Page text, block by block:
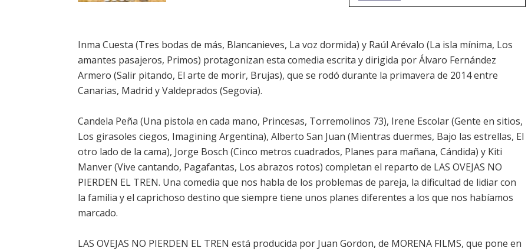
Inma Cuesta (Tres bodas de más, Blancanieves, La voz dormida) y Raúl Arévalo (La isla mínima, Los
amantes pasajeros, Primos) protagonizan esta comedia escrita y dirigida por Álvaro Fernández
Armero (Salir pitando, El arte de morir, Brujas), que se rodó durante la primavera de 2014 entre
Canarias, Madrid y Valdeprados (Segovia).
Candela Peña (Una pistola en cada mano, Princesas, Torremolinos 73), Irene Escolar (Gente en sitios,
Los girasoles ciegos, Imagining Argentina), Alberto San Juan (Mientras duermes, Bajo las estrellas, El
otro lado de la cama), Jorge Bosch (Cinco metros cuadrados, Planes para mañana, Cándida) y Kiti
Manver (Vive cantando, Pagafantas, Los abrazos rotos) completan el reparto de LAS OVEJAS NO
PIERDEN EL TREN. Una comedia que nos habla de los problemas de pareja, la dificultad de lidiar con
la familia y el caprichoso destino que siempre tiene unos planes diferentes a los que nos habíamos
marcado.
LAS OVEJAS NO PIERDEN EL TREN está producida por Juan Gordon, de MORENA FILMS, que pone en